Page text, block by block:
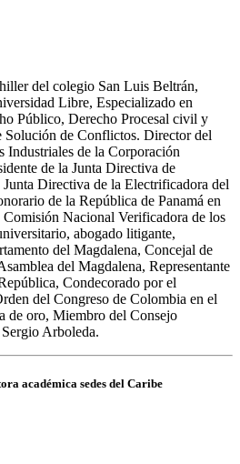
del colegio San Luis Beltrán,
Libre, Especializado en
Público, Derecho Procesal civil y
Solución de Conflictos. Director del
Industriales de la Corporación
de la Junta Directiva de
Directiva de la Electrificadora del
de la República de Panamá en
Nacional Verificadora de los
abogado litigante,
del Magdalena, Concejal de
del Magdalena, Representante
Condecorado por el
del Congreso de Colombia en el
de oro, Miembro del Consejo
Arboleda.
académica sedes del Caribe